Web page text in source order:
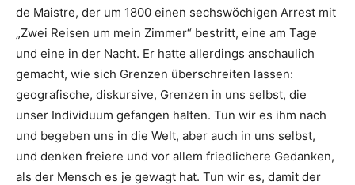
de Maistre, der um 1800 einen sechswöchigen Arrest mit
„Zwei Reisen um mein Zimmer“ bestritt, eine am Tage
und eine in der Nacht. Er hatte allerdings anschaulich
gemacht, wie sich Grenzen überschreiten lassen:
geografische, diskursive, Grenzen in uns selbst, die
unser Individuum gefangen halten. Tun wir es ihm nach
und begeben uns in die Welt, aber auch in uns selbst,
und denken freiere und vor allem friedlichere Gedanken,
als der Mensch es je gewagt hat. Tun wir es, damit der